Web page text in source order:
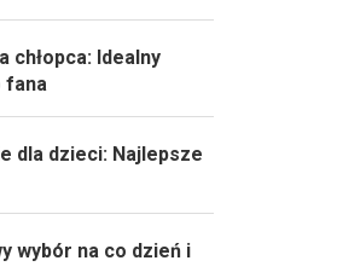
chłopca: Idealny
fana
dla dzieci: Najlepsze
wybór na co dzień i